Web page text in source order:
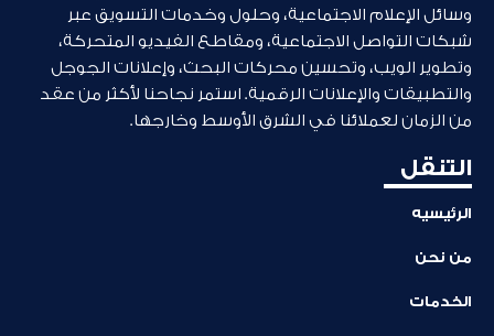
وسائل الإعلام الاجتماعية، وحلول وخدمات التسويق عبر
شبكات التواصل الاجتماعية، ومقاطع الفيديو المتحركة،
وتطوير الويب، وتحسين محركات البحث، وإعلانات الجوجل
والتطبيقات والإعلانات الرقمية. استمر نجاحنا لأكثر من عقد
من الزمان لعملائنا في الشرق الأوسط وخارجها.
التنقل
الرئيسيه
من نحن
الخدمات